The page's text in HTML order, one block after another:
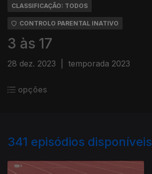
CLASSIFICAÇÃO: TODOS
CONTROLO PARENTAL INATIVO
3 às 17
28 dez. 2023 temporada 2023
opções
341 episódios disponíveis